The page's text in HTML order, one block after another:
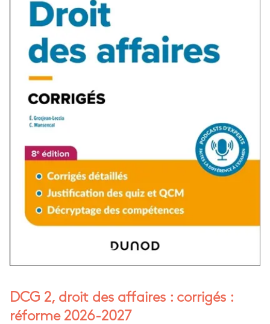
DCG 2, droit des affaires : corrigés :
réforme 2026-2027